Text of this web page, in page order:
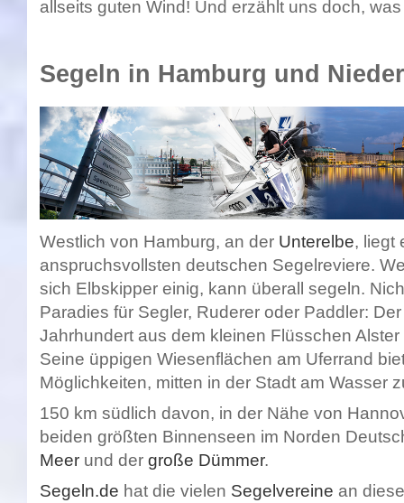
allseits guten Wind! Und erzählt uns doch,
Segeln in Hamburg und
Westlich von Hamburg, an der Unterelbe, liegt
anspruchsvollsten deutschen Segelreviere.
sich Elbskipper einig, kann überall segeln.
Paradies für Segler, Ruderer oder Paddler:
Jahrhundert aus dem kleinen Flüsschen
Seine üppigen Wiesenflächen am Uferrand
Möglichkeiten, mitten in der Stadt am Wasser
150 km südlich davon, in der Nähe von
beiden größten Binnenseen im Norden
Meer und der große Dümmer.
Segeln.de hat die vielen Segelvereine an